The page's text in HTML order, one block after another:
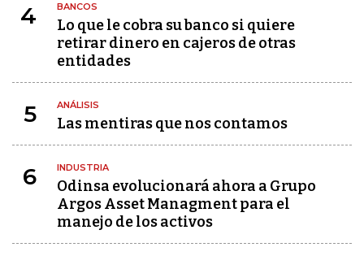
4 BANCOS
Lo que le cobra su banco si quiere
retirar dinero en cajeros de otras
entidades
5 ANÁLISIS
Las mentiras que nos contamos
6 INDUSTRIA
Odinsa evolucionará ahora a Grupo
Argos Asset Managment para el
manejo de los activos